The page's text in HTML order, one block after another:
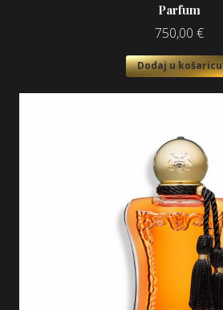
Parfum
750,00 €
Dodaj u košaricu